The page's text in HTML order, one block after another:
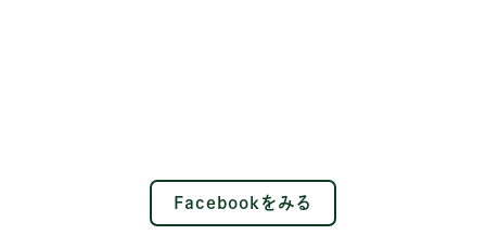
Facebookをみる